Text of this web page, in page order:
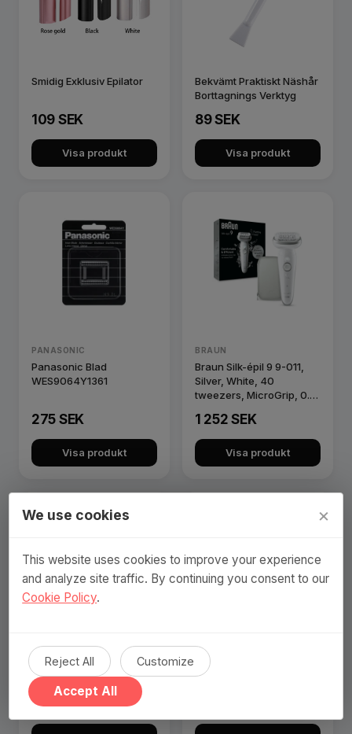
Smidig Exklusiv Epilator
109 SEK
Visa produkt
Bekvämt Praktiskt Näshår
Borttagnings Verktyg
89 SEK
Visa produkt
PANASONIC
Panasonic Blad
WES9064Y1361
275 SEK
Visa produkt
BRAUN
Braun Silk-épil 9 9-011,
Silver, White, 40
tweezers, MicroGrip, 0.5
1 252 SEK
Visa produkt
Wahl Shaver Mobile
589 SEK
MINI Elektrisk Rakapparat
Classic - Portabel,
Uppladdningsbar och
We use cookies ×
This website uses cookies to improve your experience
and analyze site traffic. By continuing you consent to our
Cookie Policy.
Reject All Customize
Accept All